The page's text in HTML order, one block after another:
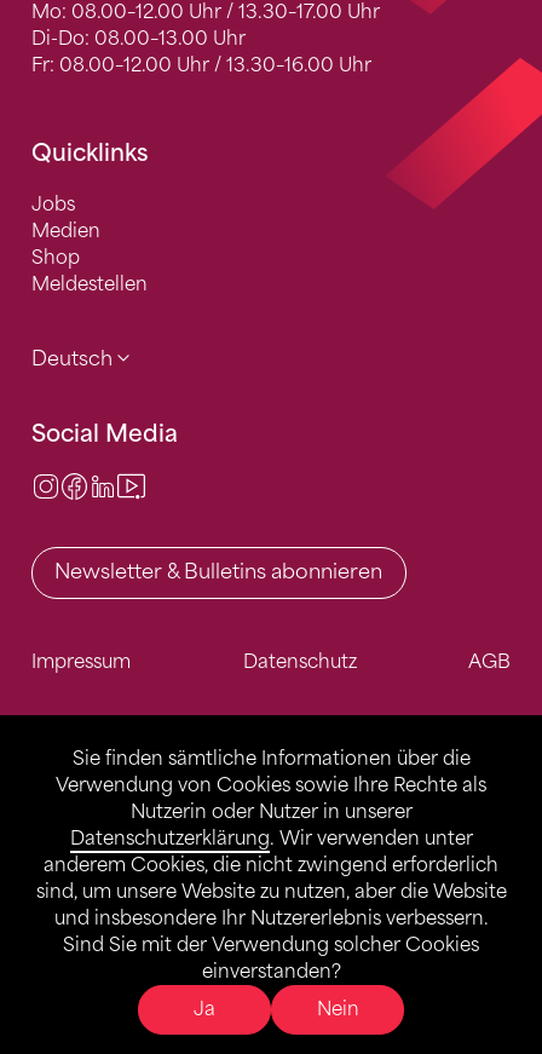
Sie finden sämtliche Informationen über die
Verwendung von Cookies sowie Ihre Rechte als
Nutzerin oder Nutzer in unserer
Datenschutzerklärung. Wir verwenden unter
anderem Cookies, die nicht zwingend erforderlich
sind, um unsere Website zu nutzen, aber die Website
und insbesondere Ihr Nutzererlebnis verbessern.
Sind Sie mit der Verwendung solcher Cookies
einverstanden?
Ja
Nein
Mo: 08.00–12.00 Uhr / 13.30–17.00 Uhr
Di-Do: 08.00–13.00 Uhr
Fr: 08.00–12.00 Uhr / 13.30–16.00 Uhr
Quicklinks
Jobs
Medien
Shop
Meldestellen
Deutsch
Social Media
Instagram
Facebook
LinkedIn
Newsletter & Bulletins abonnieren
Impressum Datenschutz AGB